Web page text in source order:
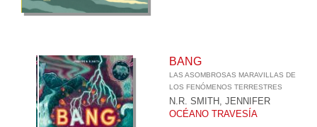
BANG
LAS ASOMBROSAS MARAVILLAS DE
LOS FENÓMENOS TERRESTRES
N.R. SMITH, JENNIFER
OCÉANO TRAVESÍA